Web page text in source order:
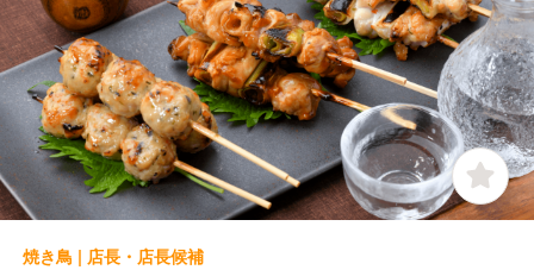
焼き鳥 | 店長・店長候補